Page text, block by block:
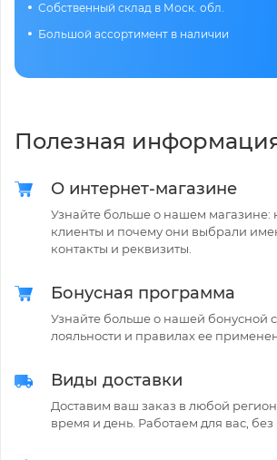
Собственный склад в Моск. обл.
Большой ассортимент в наличии
Полезная
О интернет-магазине
Узнайте больше о нашем магазине:
клиенты и почему они выбрали
контакты и реквизиты.
Бонусная программа
Узнайте больше о нашей бонусной
лояльности и правилах ее
Виды доставки
Доставим ваш заказ в любой
время и день. Работаем для вас, без